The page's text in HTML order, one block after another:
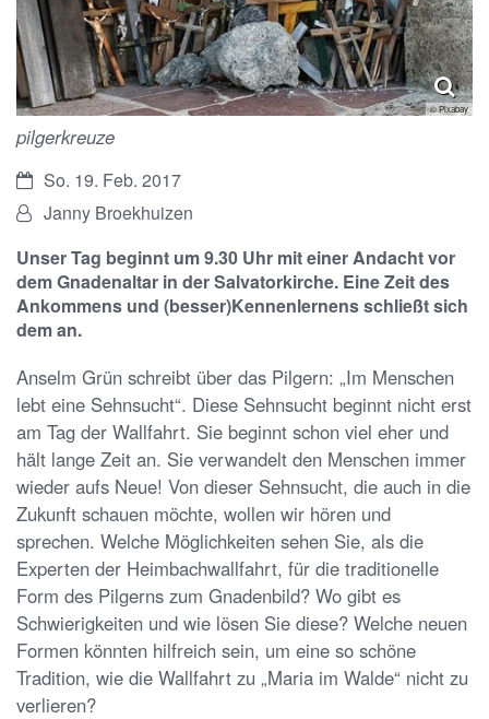
© Pixabay
pilgerkreuze
Datum:So. 19. Feb. 2017
Von:Janny Broekhuizen
Unser Tag beginnt um 9.30 Uhr mit einer Andacht vor
dem Gnadenaltar in der Salvatorkirche. Eine Zeit des
Ankommens und (besser)Kennenlernens schließt sich
dem an.
Anselm Grün schreibt über das Pilgern: „Im Menschen
lebt eine Sehnsucht“. Diese Sehnsucht beginnt nicht erst
am Tag der Wallfahrt. Sie beginnt schon viel eher und
hält lange Zeit an. Sie verwandelt den Menschen immer
wieder aufs Neue! Von dieser Sehnsucht, die auch in die
Zukunft schauen möchte, wollen wir hören und
sprechen. Welche Möglichkeiten sehen Sie, als die
Experten der Heimbachwallfahrt, für die traditionelle
Form des Pilgerns zum Gnadenbild? Wo gibt es
Schwierigkeiten und wie lösen Sie diese? Welche neuen
Formen könnten hilfreich sein, um eine so schöne
Tradition, wie die Wallfahrt zu „Maria im Walde“ nicht zu
verlieren?